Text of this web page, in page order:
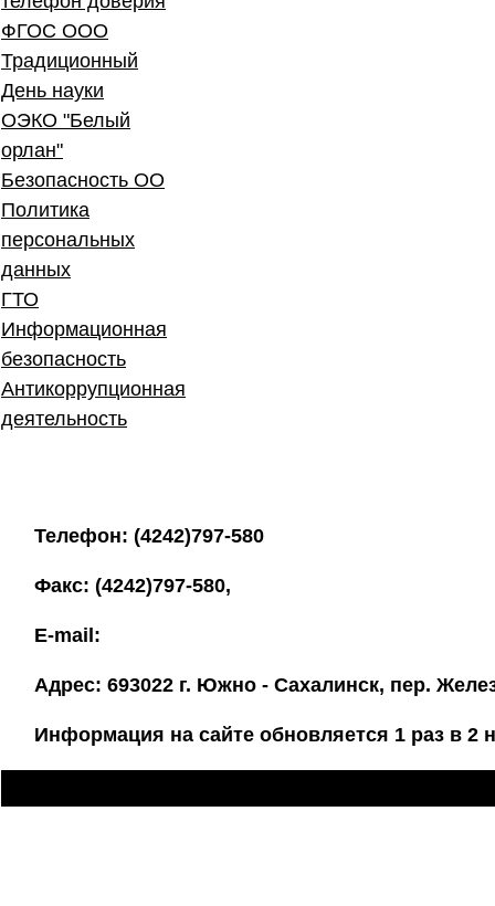
ФГОС ООО
Традиционный
День науки
ОЭКО "Белый
орлан"
Безопасность ОО
Политика
персональных
данных
ГТО
Информационная
безопасность
Антикоррупционная
деятельность
Телефон: (4242)797-580
Факс: (4242)797-580,
E-mail:
Адрес: 693022 г. Южно - Сахалинск, пер.
Информация на сайте обновляется 1 раз в 2